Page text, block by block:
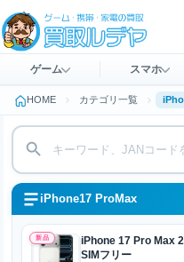
ゲーム スマホ
HOME カテゴリ一覧
iPhone17 ProMax
新品
iPhone 17 Pro Max
SIMフリー